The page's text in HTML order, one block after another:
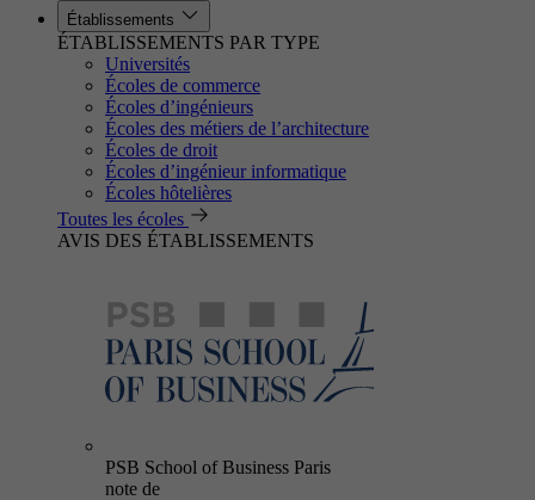
Établissements
ÉTABLISSEMENTS PAR TYPE
Universités
Écoles de commerce
Écoles d’ingénieurs
Écoles des métiers de l’architecture
Écoles de droit
Écoles d’ingénieur informatique
Écoles hôtelières
Toutes les écoles
AVIS DES ÉTABLISSEMENTS
PSB School of Business Paris
note de